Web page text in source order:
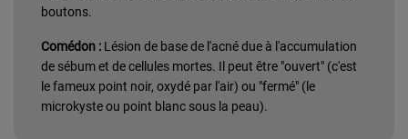
boutons.
Comédon : Lésion de base de l'acné due à l'accumulation
de sébum et de cellules mortes. Il peut être "ouvert" (c'est
le fameux point noir, oxydé par l'air) ou "fermé" (le
microkyste ou point blanc sous la peau).